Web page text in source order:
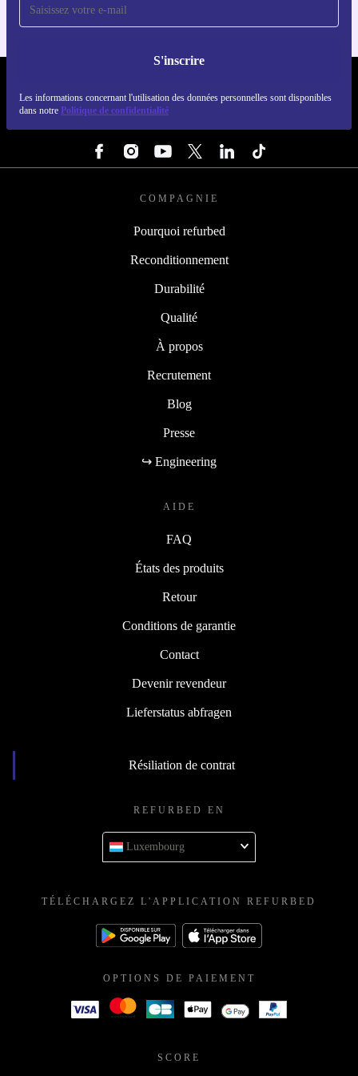
S'inscrire
Les informations concernant l'utilisation des données personnelles sont disponibles
dans notre Politique de confidentialité
COMPAGNIE
Pourquoi refurbed
Reconditionnement
Durabilité
Qualité
À propos
Recrutement
Blog
Presse
↪ Engineering
AIDE
FAQ
États des produits
Retour
Conditions de garantie
Contact
Devenir revendeur
Lieferstatus abfragen
Résiliation de contrat
REFURBED EN
Luxembourg
TÉLÉCHARGEZ L'APPLICATION REFURBED
OPTIONS DE PAIEMENT
SCORE